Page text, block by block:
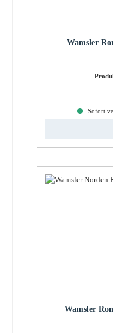
Wamsler
Sofort
Wamsler